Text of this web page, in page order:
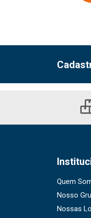
Quem
Nosso
Nossas